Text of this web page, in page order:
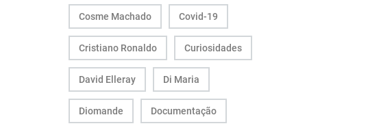
Cosme Machado Covid-19
Cristiano Ronaldo Curiosidades
David Elleray Di Maria
Diomande Documentação